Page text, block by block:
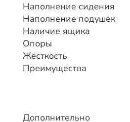
Наполнение сидения
Наполнение подушек
Наличие ящика
Опоры
Жесткость
Преимущества
Дополнительно